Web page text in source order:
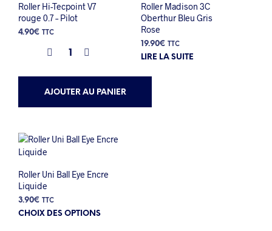
Roller Hi-Tecpoint V7
rouge 0.7 – Pilot
4.90€ TTC
AJOUTER AU PANIER
Roller Madison 3C
Oberthur Bleu Gris
Rose
19.90€ TTC
LIRE LA SUITE
Roller Uni Ball Eye Encre
Liquide
3.90€ TTC
CHOIX DES OPTIONS